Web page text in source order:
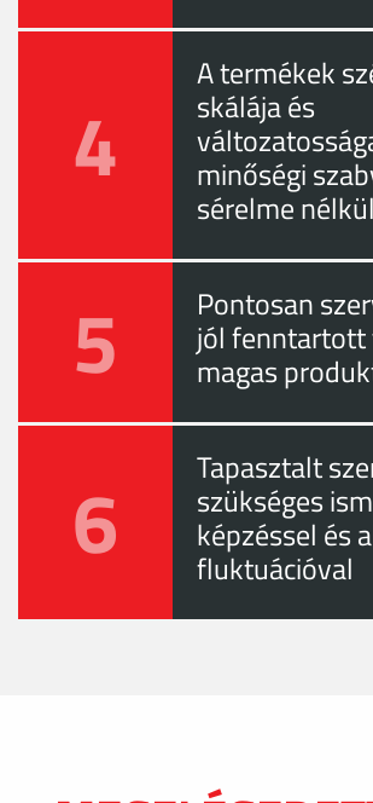
4
A termékek
skálája és
minőségi
sérelme nélkül
5 Pontosan
jól fenntartott
magas
6 Tapasztalt
szükséges
képzéssel és
fluktuációval